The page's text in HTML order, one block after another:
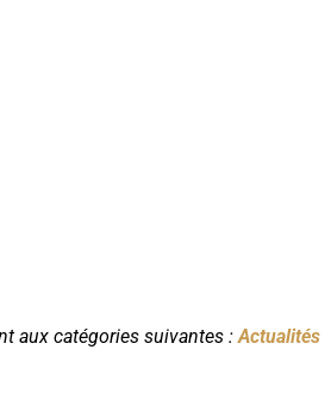
aux catégories suivantes : Actualités